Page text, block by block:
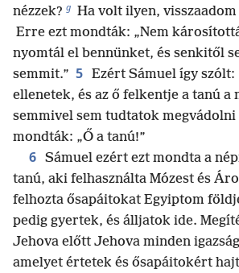
nézzek? g Ha volt ilyen,
Erre ezt mondták: „Nem
nyomtál el bennünket, és senkitől
semmit.” 5 Ezért Sámuel így szólt:
ellenetek, és az ő felkentje a tanú a
semmivel sem tudtatok megvádolni
mondták: „Ő a tanú!”
6 Sámuel ezért ezt mondta a
tanú, aki felhasználta Mózest és
felhozta ősapáitokat Egyiptom
pedig gyertek, és álljatok ide.
Jehova előtt Jehova minden
amelyet értetek és ősapáitokért